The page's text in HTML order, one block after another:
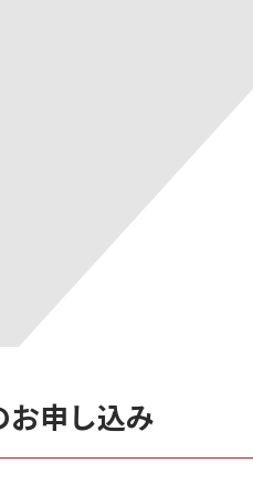
申し込み